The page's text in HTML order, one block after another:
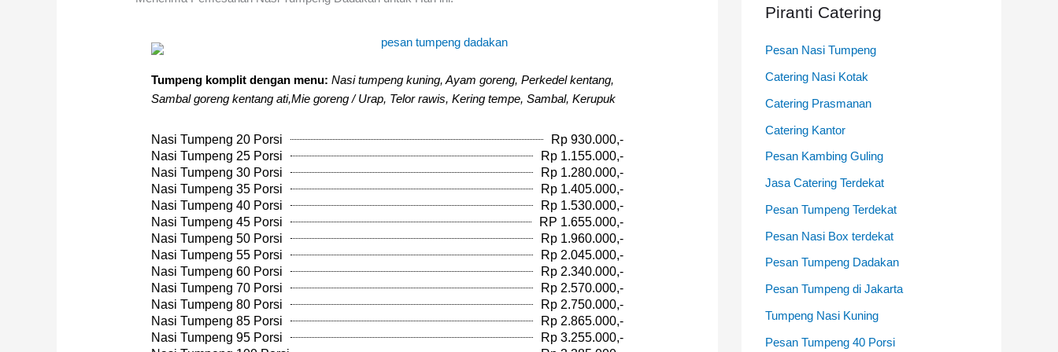
Tumpeng komplit dengan menu: Nasi tumpeng kuning, Ayam goreng, Perkedel kentang,
Sambal goreng kentang ati,Mie goreng / Urap, Telor rawis, Kering tempe, Sambal, Kerupuk
Nasi Tumpeng 20 Porsi
Rp 930.000,-
Nasi Tumpeng 25 Porsi
Rp 1.155.000,-
Nasi Tumpeng 30 Porsi
Rp 1.280.000,-
Nasi Tumpeng 35 Porsi
Rp 1.405.000,-
Nasi Tumpeng 40 Porsi
Rp 1.530.000,-
Nasi Tumpeng 45 Porsi
RP 1.655.000,-
Nasi Tumpeng 50 Porsi
Rp 1.960.000,-
Nasi Tumpeng 55 Porsi
Rp 2.045.000,-
Nasi Tumpeng 60 Porsi
Rp 2.340.000,-
Nasi Tumpeng 70 Porsi
Rp 2.570.000,-
Nasi Tumpeng 80 Porsi
Rp 2.750.000,-
Nasi Tumpeng 85 Porsi
Rp 2.865.000,-
Nasi Tumpeng 95 Porsi
Rp 3.255.000,-
Piranti Catering
Pesan Nasi Tumpeng
Catering Nasi Kotak
Catering Prasmanan
Catering Kantor
Pesan Kambing Guling
Jasa Catering Terdekat
Pesan Tumpeng Terdekat
Pesan Nasi Box terdekat
Pesan Tumpeng Dadakan
Pesan Tumpeng di Jakarta
Tumpeng Nasi Kuning
Pesan Tumpeng 40 Porsi